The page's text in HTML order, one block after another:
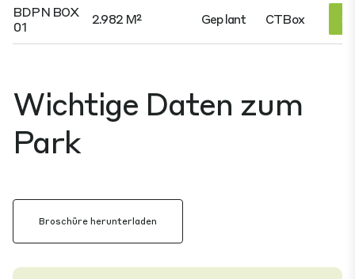
BDPN BOX
01
2.982 M² Geplant CTBox
Wichtige Daten zum
Park
Broschüre herunterladen